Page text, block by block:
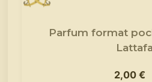
Parfum format
Lattafa
2,00€